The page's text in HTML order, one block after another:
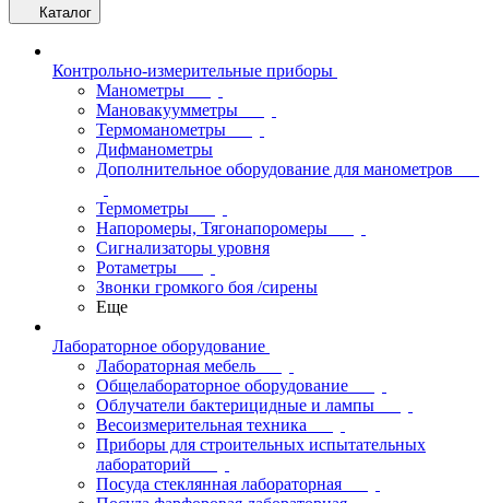
Каталог
Контрольно-измерительные приборы
Манометры
Мановакуумметры
Термоманометры
Дифманометры
Дополнительное оборудование для манометров
Термометры
Напоромеры, Тягонапоромеры
Сигнализаторы уровня
Ротаметры
Звонки громкого боя /сирены
Еще
Лабораторное оборудование
Лабораторная мебель
Общелабораторное оборудование
Облучатели бактерицидные и лампы
Весоизмерительная техника
Приборы для строительных испытательных
лабораторий
Посуда стеклянная лабораторная